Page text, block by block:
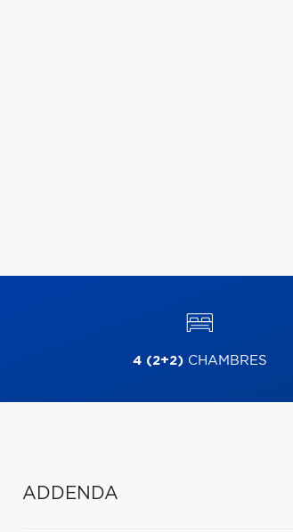
4 (2+2)CHAMBRES
ADDENDA